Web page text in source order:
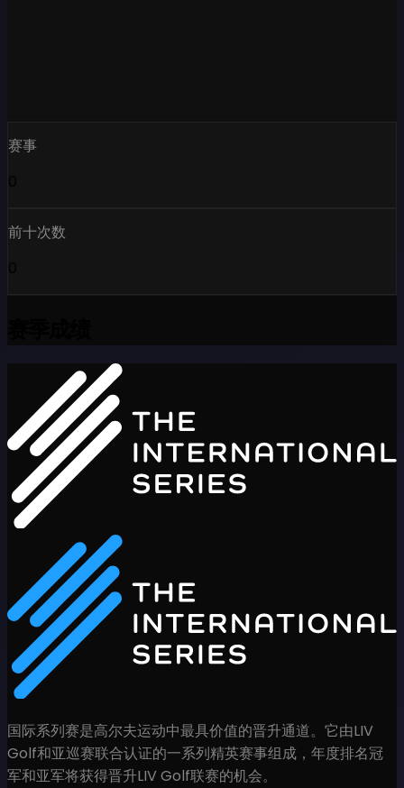
赛事
前十次数
国际系列赛是高尔夫运动中最具价值的晋升通道。它由LIV
Golf和亚巡赛联合认证的一系列精英赛事组成，年度排名冠
军和亚军将获得晋升LIV Golf联赛的机会。